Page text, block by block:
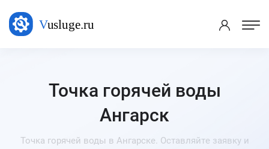
Точка горячей воды
Ангарск
Точка горячей воды в Ангарске. Оставляйте заявку и